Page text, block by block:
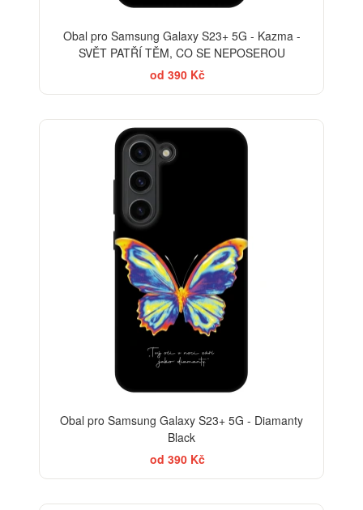
Obal pro Samsung Galaxy S23+ 5G - Kazma -
SVĚT PATŘÍ TĚM, CO SE NEPOSEROU
od 390 Kč
Obal pro Samsung Galaxy S23+ 5G - Diamanty
Black
od 390 Kč